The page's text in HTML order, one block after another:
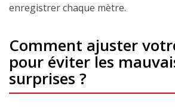
enregistrer chaque mètre.
Comment ajuster
pour éviter les
surprises ?